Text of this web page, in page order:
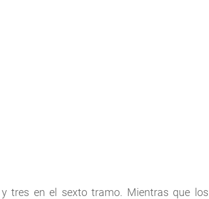
y tres en el sexto tramo. Mientras que los